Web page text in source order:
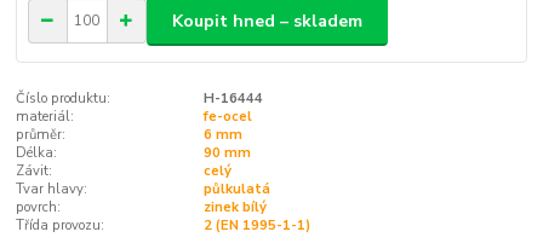
Koupit hned – skladem
Číslo produktu:
H-16444
materiál:
fe-ocel
průměr:
6 mm
Délka:
90 mm
Závit:
celý
Tvar hlavy:
půlkulatá
povrch:
zinek bílý
Třída provozu:
2 (EN 1995-1-1)